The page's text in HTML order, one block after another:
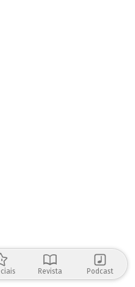
Revista Podcast